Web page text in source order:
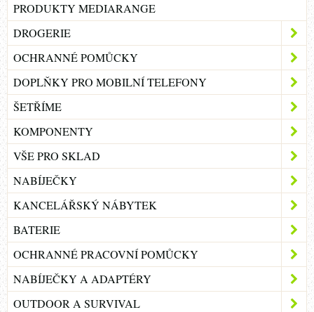
PRODUKTY MEDIARANGE
DROGERIE
OCHRANNÉ POMŮCKY
DOPLŇKY PRO MOBILNÍ TELEFONY
ŠETŘÍME
KOMPONENTY
VŠE PRO SKLAD
NABÍJEČKY
KANCELÁŘSKÝ NÁBYTEK
BATERIE
OCHRANNÉ PRACOVNÍ POMŮCKY
NABÍJEČKY A ADAPTÉRY
OUTDOOR A SURVIVAL